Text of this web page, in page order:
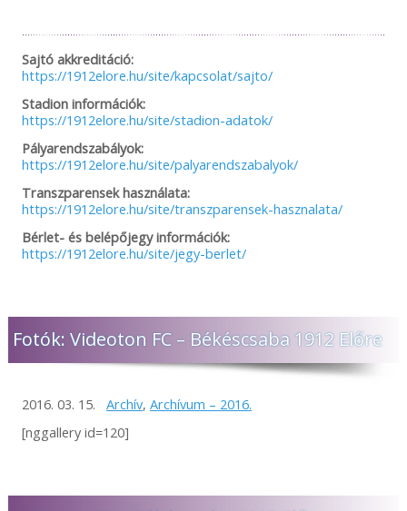
Sajtó akkreditáció:
https://1912elore.hu/site/kapcsolat/sajto/
Stadion információk:
https://1912elore.hu/site/stadion-adatok/
Pályarendszabályok:
https://1912elore.hu/site/palyarendszabalyok/
Transzparensek használata:
https://1912elore.hu/site/transzparensek-hasznalata/
Bérlet- és belépőjegy információk:
https://1912elore.hu/site/jegy-berlet/
Fotók: Videoton FC – Békéscsaba 1912 Előre
2016. 03. 15. Archív, Archívum – 2016.
[nggallery id=120]